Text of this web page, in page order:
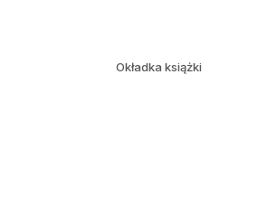
Okładka książki